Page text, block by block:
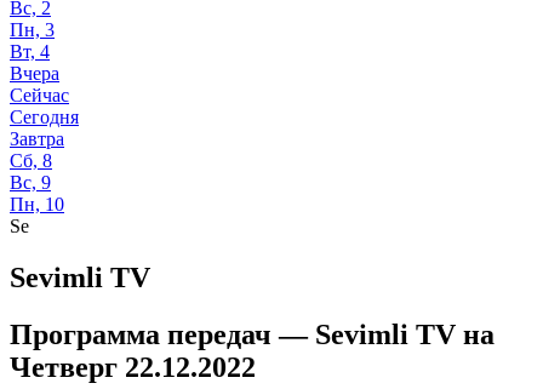
Вс, 2
Пн, 3
Вт, 4
Вчера
Сейчас
Сегодня
Завтра
Сб, 8
Вс, 9
Пн, 10
Se
Sevimli TV
Программа передач — Sevimli TV на
Четверг 22.12.2022